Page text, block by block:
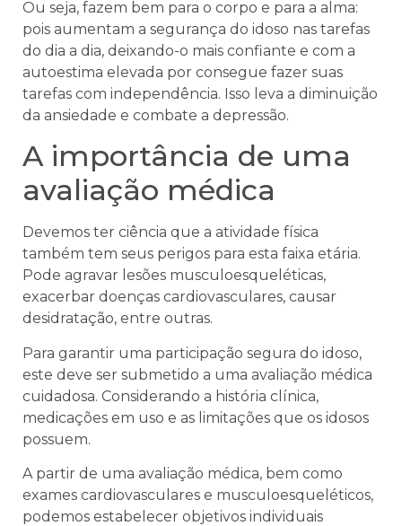
Ou seja, fazem bem para o corpo e para a alma:
pois aumentam a segurança do idoso nas tarefas
do dia a dia, deixando-o mais confiante e com a
autoestima elevada por consegue fazer suas
tarefas com independência. Isso leva a diminuição
da ansiedade e combate a depressão.
A importância de uma
avaliação médica
Devemos ter ciência que a atividade física
também tem seus perigos para esta faixa etária.
Pode agravar lesões musculoesqueléticas,
exacerbar doenças cardiovasculares, causar
desidratação, entre outras.
Para garantir uma participação segura do idoso,
este deve ser submetido a uma avaliação médica
cuidadosa. Considerando a história clínica,
medicações em uso e as limitações que os idosos
possuem.
A partir de uma avaliação médica, bem como
exames cardiovasculares e musculoesqueléticos,
podemos estabelecer objetivos individuais